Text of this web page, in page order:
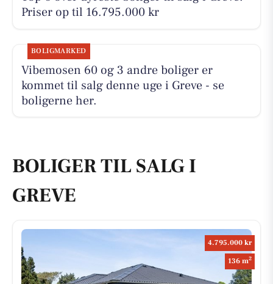
Priser op til 16.795.000 kr
BOLIGMARKED
Vibemosen 60 og 3 andre boliger er
kommet til salg denne uge i Greve - se
boligerne her.
BOLIGER TIL SALG I
GREVE
4.795.000 kr
136 m2